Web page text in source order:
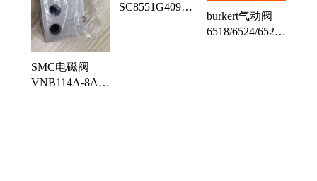
SMC电磁阀
VNB114A-8A-
SC8551G409MO
burkert气动阀
6518/6524/6526